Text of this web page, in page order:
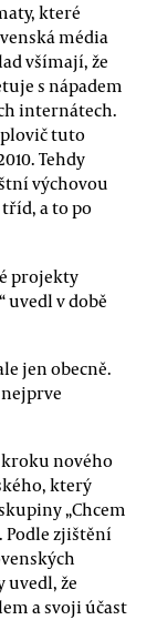
které
média
všímají, že
s nápadem
internátech.
tuto
Tehdy
výchovou
a to po
projekty
uvedl v době
jen obecně.
kroku nového
který
„Chcem
Podle zjištění
uvedl, že
a svoji účast